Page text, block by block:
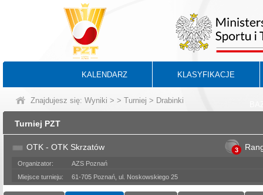
KALENDARZ KLASYFIKACJE
Znajdujesz się: Wyniki > > Turniej > Drabinki
Turniej PZT
OTK - OTK Skrzatów 3
Organizator:
AZS Poznań
Miejsce turnieju:
61-705 Poznań, ul. Noskowskiego 25